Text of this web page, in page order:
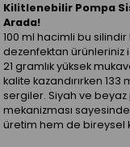
Kilitlenebilir Pompa
Arada!
100 ml hacimli bu silindir
dezenfektan ürünleriniz
21 gramlık yüksek
kalite kazandırırken
sergiler. Siyah ve
mekanizması
üretim hem de bireysel